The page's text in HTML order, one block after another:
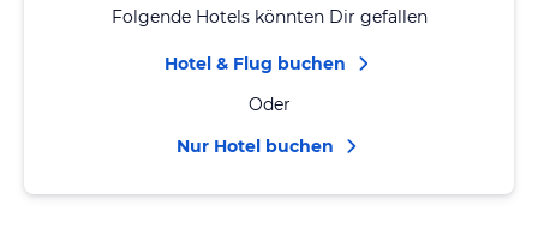
Folgende Hotels könnten Dir gefallen
Hotel & Flug buchen
Oder
Nur Hotel buchen